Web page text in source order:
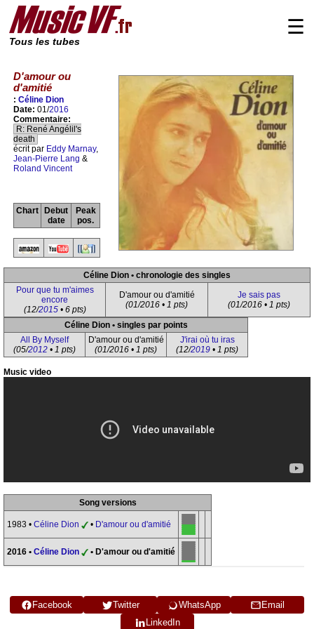
Tous les tubes
☰
D'amour ou
d'amitié
: Céline Dion
Date: 01/2016
Commentaire:
R: René Angélil's
death
écrit par Eddy Marnay,
Jean-Pierre Lang &
Roland Vincent
Chart
Debut
date
Peak
pos.
Céline Dion • chronologie des singles
Pour que tu m'aimes
encore
(12/2015• 6 pts)
D'amour ou d'amitié
(01/2016 • 1 pts)
Je sais pas
(01/2016 • 1 pts)
Céline Dion • singles par points
All By Myself
(05/2012 • 1 pts)
D'amour ou d'amitié
(01/2016 • 1 pts)
J'irai où tu iras
(12/2019 • 1 pts)
Music video
Song versions
1983 • Céline Dion • D'amour ou d'amitié
2016 • Céline Dion • D'amour ou d'amitié
Facebook Twitter WhatsApp
Email
LinkedIn